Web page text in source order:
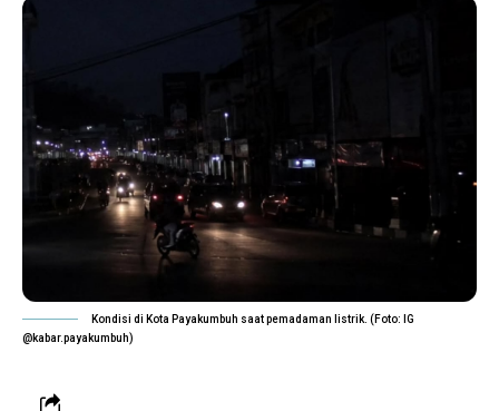
Kondisi di Kota Payakumbuh saat pemadaman listrik. (Foto: IG
@kabar.payakumbuh)